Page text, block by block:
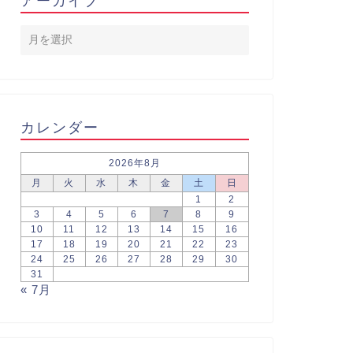
カレンダー
2026年8月
月
火 水 木 金 土
日
1
2
3
4 5 6 7 8
9
10
11 12 13 14 15
16
17
18 19 20 21 22
23
24
25 26 27 28 29
30
31
« 7月